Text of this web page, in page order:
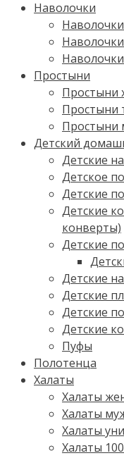
Наволочки
Простыни
Простыни
Простыни
Простыни
Детский
Детские
Детское
Детские
Детские
конверты)
Детские
Детские
Детские
Детские
Детские
Пуфы
Полотенца
Халаты
Халаты
Халаты
Халаты
Халаты